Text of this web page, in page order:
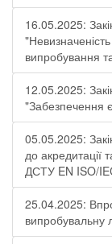
16.05.2025:
випробування
12.05.2025:
"Забезпечення
05.05.2025:
до акредитації
ДСТУ EN ISO/
25.04.2025: